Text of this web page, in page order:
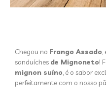
Chegou no Frango Assado,
sanduíches de Mignoneto!
mignon suíno, é o sabor
perfeitamente com o nosso